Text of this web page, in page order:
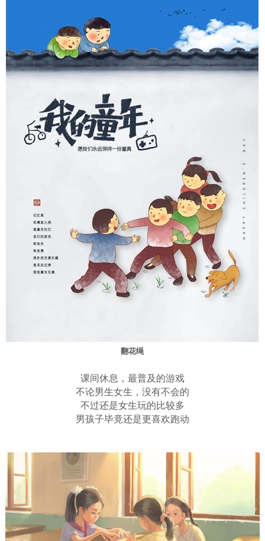
翻花绳
课间休息，最普及的游戏
不论男生女生，没有不会的
不过还是女生玩的比较多
男孩子毕竟还是更喜欢跑动